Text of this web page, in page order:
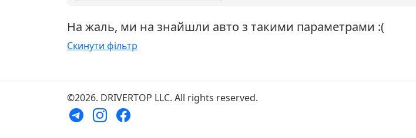
На жаль, ми на знайшли авто з такими параметрами :(
Скинути фільтр
©2026. DRIVERTOP LLC. All rights reserved.